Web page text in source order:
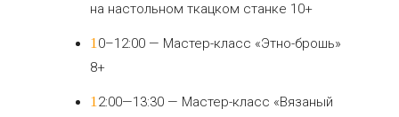
на настольном ткацком станке 10+
10–12:00 — Мастер-класс «Этно-брошь»
8+
12:00—13:30 — Мастер-класс «Вязаный